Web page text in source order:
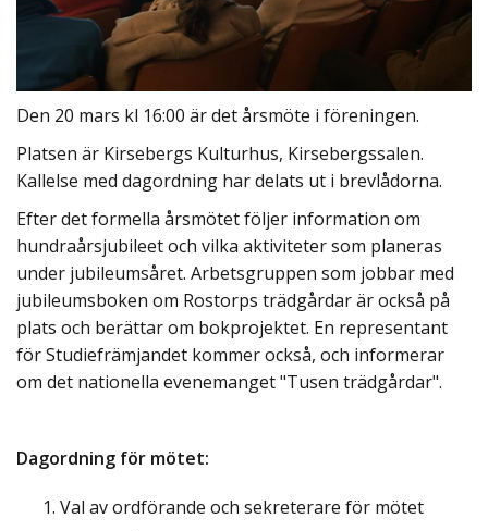
Den 20 mars kl 16:00 är det årsmöte i föreningen.
Platsen är Kirsebergs Kulturhus, Kirsebergssalen.
Kallelse med dagordning har delats ut i brevlådorna.
Efter det formella årsmötet följer information om
hundraårsjubileet och vilka aktiviteter som planeras
under jubileumsåret. Arbetsgruppen som jobbar med
jubileumsboken om Rostorps trädgårdar är också på
plats och berättar om bokprojektet. En representant
för Studiefrämjandet kommer också, och informerar
om det nationella evenemanget "Tusen trädgårdar".
Dagordning för mötet:
Val av ordförande och sekreterare för mötet